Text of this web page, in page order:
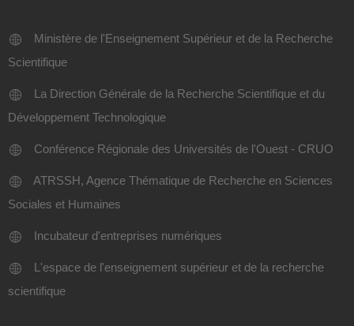
Ministère de l'Enseignement Supérieur et de la Recherche
Scientifique
La Direction Générale de la Recherche Scientifique et du
Développement Technologique
Conférence Régionale des Universités de l'Ouest - CRUO
ATRSSH, Agence Thématique de Recherche en Sciences
Sociales et Humaines
Incubateur d'entreprises numériques
L'espace de l'enseignement supérieur et de la recherche
scientifique